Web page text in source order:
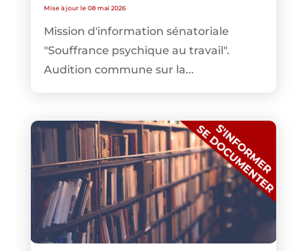
Mise à jour le 08 mai 2026
Mission d'information sénatoriale
"Souffrance psychique au travail".
Audition commune sur la...